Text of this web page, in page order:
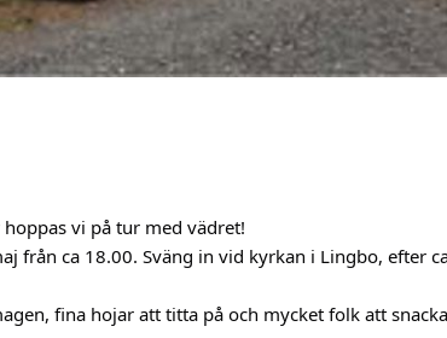
vi på tur med vädret!
från ca 18.00. Sväng in vid kyrkan i Lingbo, efter
fina hojar att titta på och mycket folk att